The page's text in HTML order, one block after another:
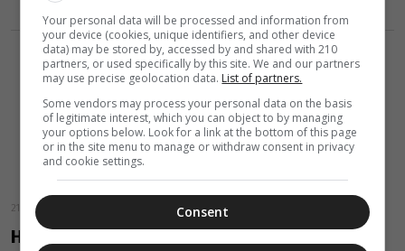
21 Ιουλίου 2025
Η τέλεια αγάπη
Your personal data will be processed and information from
your device (cookies, unique identifiers, and other device
data) may be stored by, accessed by and shared with 210
partners, or used specifically by this site. We and our partners
may use precise geolocation data. List of partners.
Some vendors may process your personal data on the basis
of legitimate interest, which you can object to by managing
your options below. Look for a link at the bottom of this page
or in the site menu to manage or withdraw consent in privacy
and cookie settings.
Consent